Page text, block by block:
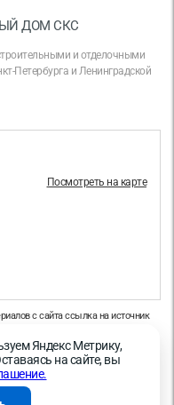
ДОМ СКС
и отделочными
Петербурга и Ленинградской
Посмотреть на карте
с сайта ссылка на источник
использование сайтом cookies и
сайта, проведения
сервиса и предоставления
предпочтений и интересов.
Яндекс Метрику,
на сайте, вы